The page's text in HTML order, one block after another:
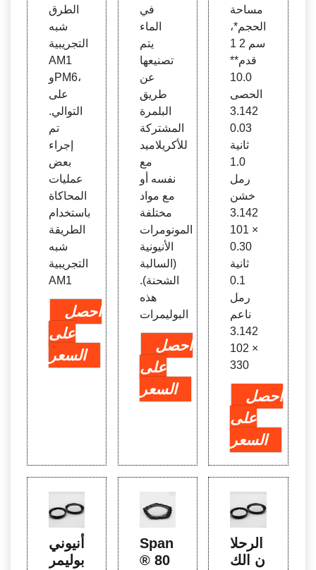
الطرق
شبه
التجريبية
AM1
وPM6،
على
التوالي.
تم
إجراء
بعض
عمليات
المحاكاة
باستخدام
الطريقة
شبه
التجريبية
AM1
احصل
على
السعر
في
الماء
يتم
تصنيعها
عن
طريق
البلمرة
المشتركة
للأكريلاميد
مع
نفسه أو
مع مواد
مختلفة
المونومرات
الأنيونية
(السالبة
الشحنة).
هذه
البوليمرات
احصل
على
السعر
مساحة
الحجم*،
سم 2 1
قدم**
10.0
الحصى
3.142
0.03
ثانية
1.0
رمل
خشن
3.142
× 101
0.30
ثانية
0.1
رمل
ناعم
3.142
× 102
330
احصل
على
السعر
أنيوني
بوليمر
Span
® 80
الرحلا
ن الك